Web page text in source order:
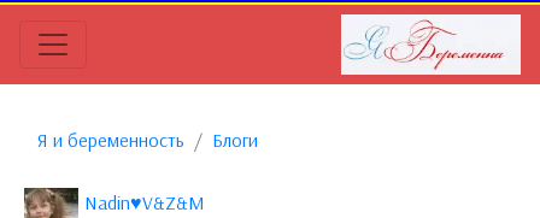
Я и беременность Блоги
Nadin♥V&Z&M